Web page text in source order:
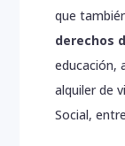
que
derechos
educación,
alquiler de
Social,